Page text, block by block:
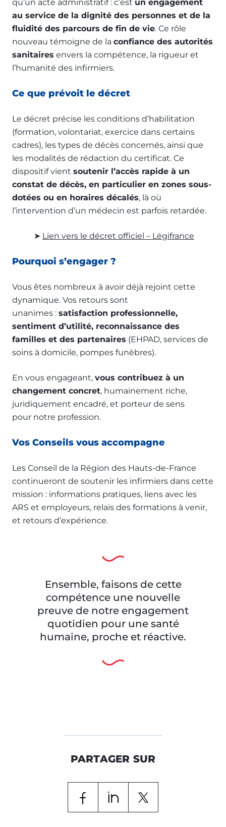
qu’un acte administratif : c’est un engagement
au service de la dignité des personnes et de la
fluidité des parcours de fin de vie. Ce rôle
nouveau témoigne de la confiance des autorités
sanitaires envers la compétence, la rigueur et
l’humanité des infirmiers.
Ce que prévoit le décret
Le décret précise les conditions d’habilitation
(formation, volontariat, exercice dans certains
cadres), les types de décès concernés, ainsi que
les modalités de rédaction du certificat. Ce
dispositif vient soutenir l’accès rapide à un
constat de décès, en particulier en zones sous-
dotées ou en horaires décalés, là où
l’intervention d’un médecin est parfois retardée.
➤ Lien vers le décret officiel – Légifrance
Pourquoi s’engager ?
Vous êtes nombreux à avoir déjà rejoint cette
dynamique. Vos retours sont
unanimes : satisfaction professionnelle,
sentiment d’utilité, reconnaissance des
familles et des partenaires (EHPAD, services de
soins à domicile, pompes funèbres).
En vous engageant, vous contribuez à un
changement concret, humainement riche,
juridiquement encadré, et porteur de sens
pour notre profession.
Vos Conseils vous accompagne
Les Conseil de la Région des Hauts-de-France
continueront de soutenir les infirmiers dans cette
mission : informations pratiques, liens avec les
ARS et employeurs, relais des formations à venir,
et retours d’expérience.
Ensemble, faisons de cette
compétence une nouvelle
preuve de notre engagement
quotidien pour une santé
humaine, proche et réactive.
PARTAGER SUR